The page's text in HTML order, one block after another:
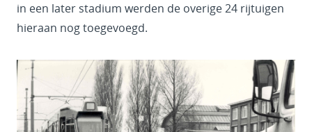
in een later stadium werden de overige 24 rijtuigen
hieraan nog toegevoegd.